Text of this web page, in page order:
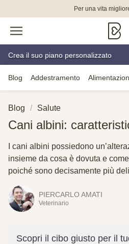
Per una vita
Crea il suo piano personalizzato
Blog Addestramento
Blog Salute
Cani albini:
I cani albini possiedono
insieme da cosa è dovuta e
poiché sono decisamente più
PIERCARLO AMATI
Veterinario
Scopri il cibo giusto per il